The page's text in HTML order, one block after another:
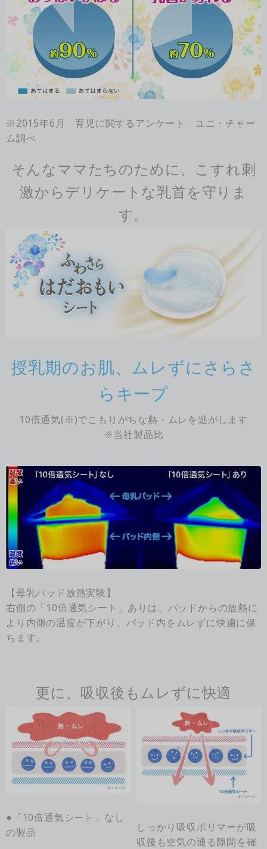
※2015年6月 育児に関するアンケート ユニ・チャー
ム調べ
そんなママたちのために、こすれ刺
激からデリケートな乳首を守りま
す。
授乳期のお肌、ムレずにさらさ
らキープ
10倍通気(※)でこもりがちな熱・ムレを逃がします
※当社製品比
【母乳パッド放熱実験】
右側の「10倍通気シート」ありは、パッドからの放熱に
より内側の温度が下がり、パッド内をムレずに快適に保
ちます。
更に、吸収後もムレずに快適
●「10倍通気シート」なし
の製品
しっかり吸収ポリマーが吸
収後も空気の通る隙間を確